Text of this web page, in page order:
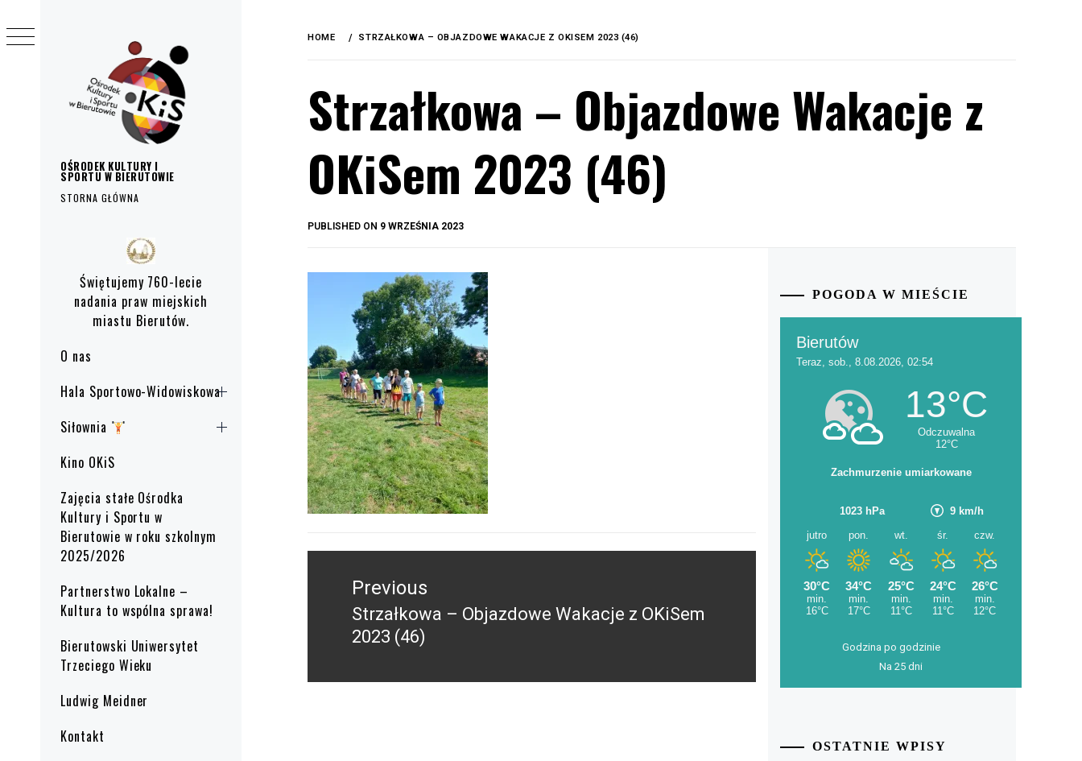
OŚRODEK KULTURY I
SPORTU W BIERUTOWIE
STORNA GŁÓWNA
Świętujemy 760-lecie
nadania praw miejskich
miastu Bierutów.
O nas
Hala Sportowo-Widowiskowa
Siłownia
Kino OKiS
Zajęcia stałe Ośrodka
Kultury i Sportu w
Bierutowie w roku szkolnym
2025/2026
Partnerstwo Lokalne –
Kultura to wspólna sprawa!
Bierutowski Uniwersytet
Trzeciego Wieku
Ludwig Meidner
Kontakt
HOME STRZAŁKOWA – OBJAZDOWE WAKACJE Z OKISEM 2023 (46)
Strzałkowa – Objazdowe Wakacje z
OKiSem 2023 (46)
PUBLISHED ON 9 WRZEŚNIA 2023
wpisuPrevious
Previous
post:
Strzałkowa – Objazdowe Wakacje z OKiSem
2023 (46)
POGODA W MIEŚCIE
Godzina po godzinie
Na 25 dni
OSTATNIE WPISY